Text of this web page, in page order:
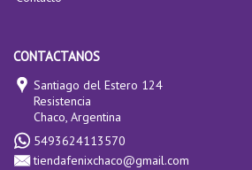
CONTACTANOS
Santiago del Estero 124
Resistencia
Chaco, Argentina
5493624113570
tiendafenixchaco@gmail.com